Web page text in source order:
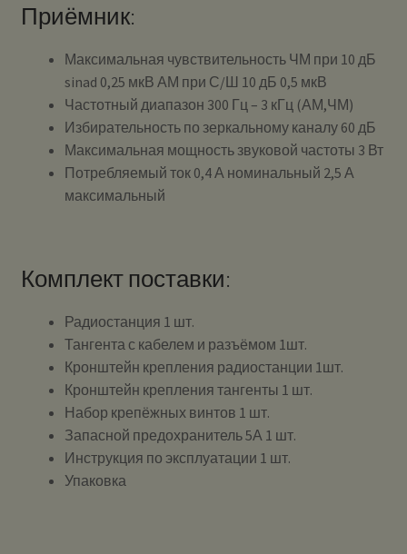
Приёмник:
Максимальная чувствительность ЧМ при 10 дБ
sinad 0,25 мкВ АМ при С/Ш 10 дБ 0,5 мкВ
Частотный диапазон 300 Гц – 3 кГц (АМ,ЧМ)
Избирательность по зеркальному каналу 60 дБ
Максимальная мощность звуковой частоты 3 Вт
Потребляемый ток 0,4 А номинальный 2,5 А
максимальный
Комплект поставки:
Радиостанция 1 шт.
Тангента с кабелем и разъёмом 1шт.
Кронштейн крепления радиостанции 1шт.
Кронштейн крепления тангенты 1 шт.
Набор крепёжных винтов 1 шт.
Запасной предохранитель 5А 1 шт.
Инструкция по эксплуатации 1 шт.
Упаковка